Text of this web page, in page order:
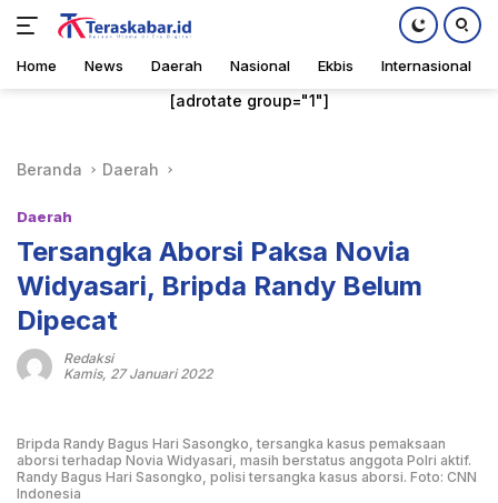
Home News Daerah Nasional Ekbis Internasional
[adrotate group="1"]
Beranda Daerah
Daerah
Tersangka Aborsi Paksa Novia
Widyasari, Bripda Randy Belum
Dipecat
Redaksi
Kamis, 27 Januari 2022
Bripda Randy Bagus Hari Sasongko, tersangka kasus pemaksaan
aborsi terhadap Novia Widyasari, masih berstatus anggota Polri aktif.
Randy Bagus Hari Sasongko, polisi tersangka kasus aborsi. Foto: CNN
Indonesia